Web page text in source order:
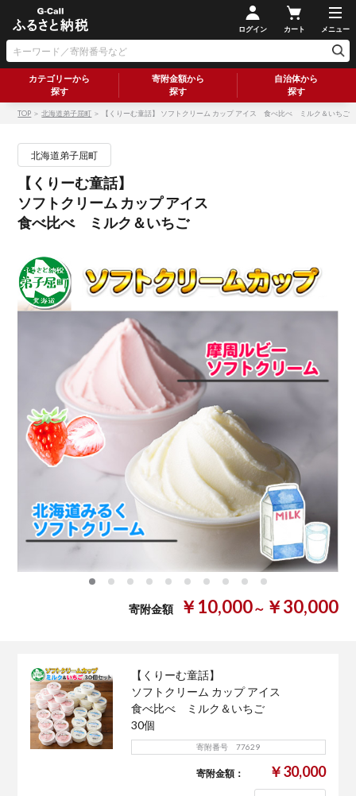
ログイン カート メニュー
カテゴリーから
探す
寄附金額から
探す
自治体から
探す
TOP ＞北海道弟子屈町 ＞ 【くりーむ童話】 ソフトクリーム カップ アイス 食べ比べ ミルク＆いちご
北海道弟子屈町
【くりーむ童話】
ソフトクリーム カップ アイス
食べ比べ ミルク＆いちご
寄附金額 ￥10,000～ ￥30,000
【くりーむ童話】
ソフトクリーム カップ アイス
食べ比べ ミルク＆いちご
30個
寄附番号 77629
寄附金額： ￥30,000